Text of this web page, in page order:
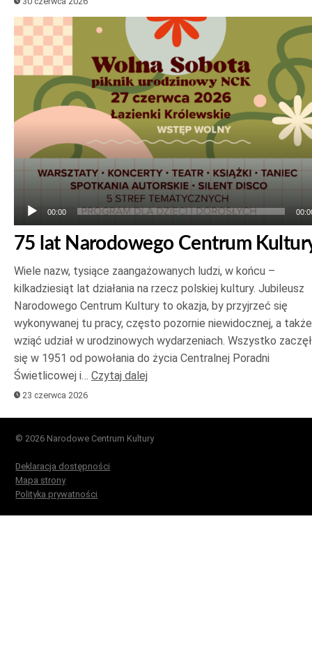
Odtwarzacz
plików
dźwiękowych
00:00
75 lat Narodowego Centrum
Wiele nazw, tysiące zaangażowanych ludzi, w końcu –
kilkadziesiąt lat działania na rzecz polskiej kultury. Jubileusz
Narodowego Centrum Kultury to okazja, by przyjrzeć się
wykonywanej tu pracy, często pozornie niewidocznej, a także
wziąć udział w urodzinowych wydarzeniach. Wszystko
się w 1951 od powołania do życia Centralnej Poradni
Świetlicowej i… Czytaj dalej
23 czerwca 2026
© 2026 Narodowe Centrum Kultury
Deklaracja dostępności
Mapa strony
Polityka prywatności